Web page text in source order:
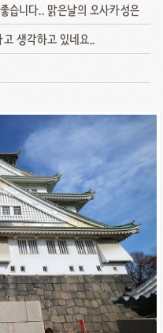
습니다.. 맑은날의 오사카성은
생각하고 있네요..